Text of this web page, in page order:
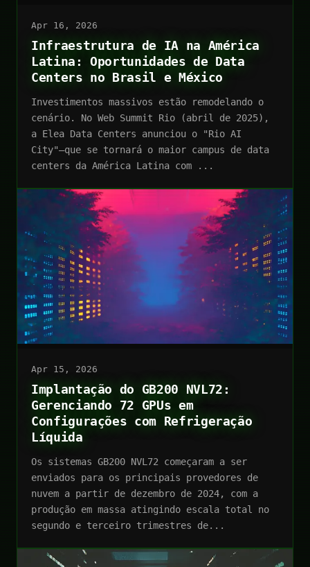
Apr 16, 2026
Infraestrutura de IA na América
Latina: Oportunidades de Data
Centers no Brasil e México
Investimentos massivos estão remodelando o
cenário. No Web Summit Rio (abril de 2025),
a Elea Data Centers anunciou o "Rio AI
City"—que se tornará o maior campus de data
centers da América Latina com ...
Apr 15, 2026
Implantação do GB200 NVL72:
Gerenciando 72 GPUs em
Configurações com Refrigeração
Líquida
Os sistemas GB200 NVL72 começaram a ser
enviados para os principais provedores de
nuvem a partir de dezembro de 2024, com a
produção em massa atingindo escala total no
segundo e terceiro trimestres de...